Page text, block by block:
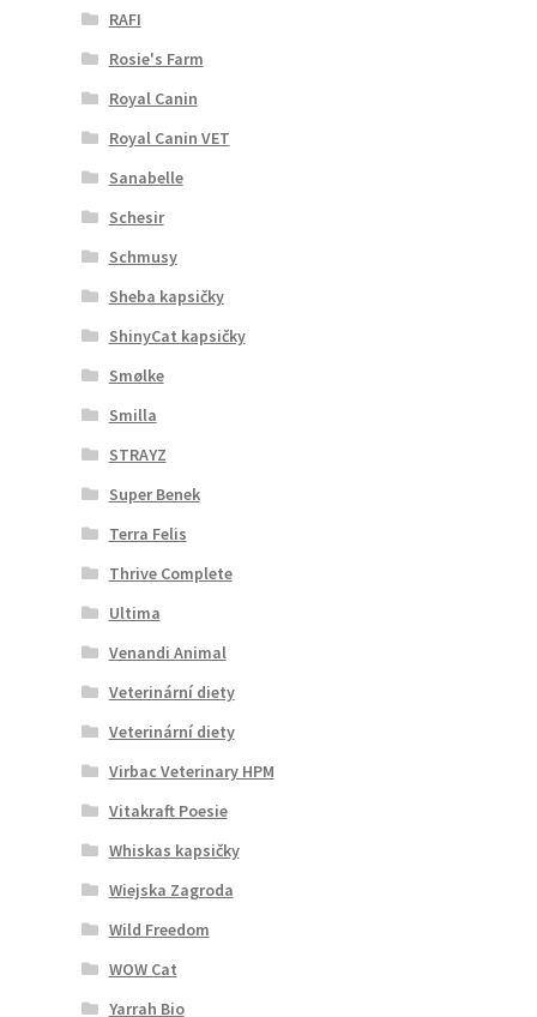
RAFI
Rosie's Farm
Royal Canin
Royal Canin VET
Sanabelle
Schesir
Schmusy
Sheba kapsičky
ShinyCat kapsičky
Smølke
Smilla
STRAYZ
Super Benek
Terra Felis
Thrive Complete
Ultima
Venandi Animal
Veterinární diety
Veterinární diety
Virbac Veterinary HPM
Vitakraft Poesie
Whiskas kapsičky
Wiejska Zagroda
Wild Freedom
WOW Cat
Yarrah Bio